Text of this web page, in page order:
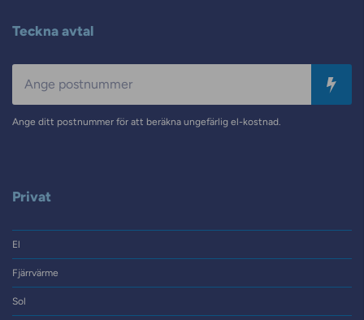
Teckna avtal
Ange ditt postnummer för att beräkna ungefärlig el-kostnad.
Privat
El
Fjärrvärme
Sol